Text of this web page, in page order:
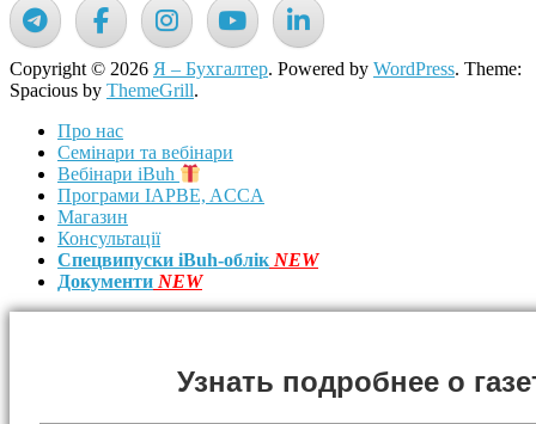
Copyright © 2026 Я – Бухгалтер. Powered by WordPress. Theme:
Spacious by ThemeGrill.
Про нас
Семінари та вебінари
Вебінари iBuh
Програми IAPBE, ACCA
Магазин
Консультації
Спецвипуски iBuh-облік NEW
Документи NEW
Узнать подробнее о